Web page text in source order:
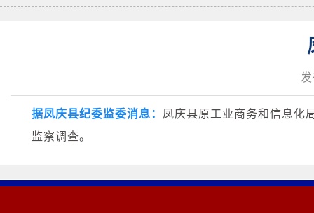
据凤庆县纪委监委消息： 凤庆县原工业商务和信息化
监察调查。